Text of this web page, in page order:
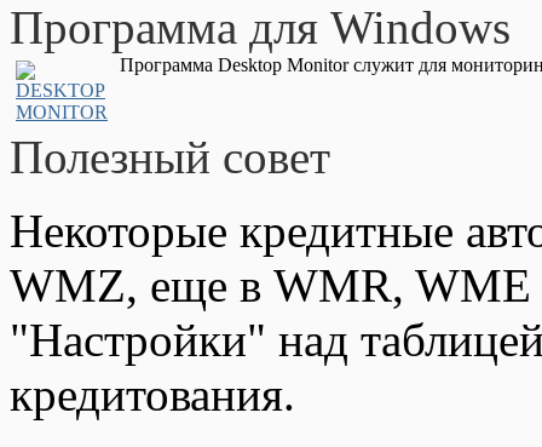
Программа для Windows
Программа Desktop Monitor служит для
Полезный совет
Некоторые кредитные
WMZ, еще в WMR,
"Настройки" над
кредитования.